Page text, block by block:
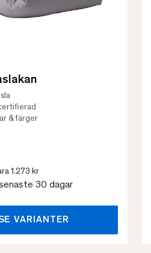
& färger
1.273 kr
30 dagar
VARIANTER